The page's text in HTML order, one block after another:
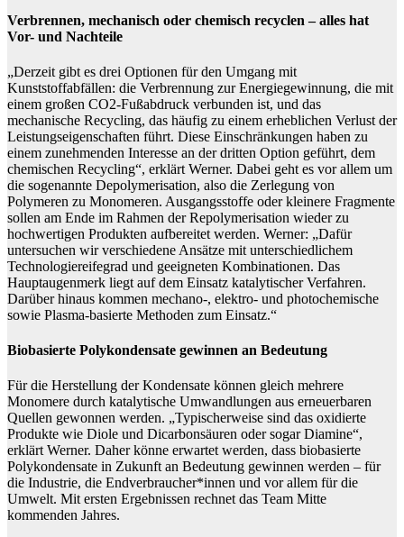
Verbrennen, mechanisch oder chemisch recyclen – alles hat
Vor- und Nachteile
„Derzeit gibt es drei Optionen für den Umgang mit
Kunststoffabfällen: die Verbrennung zur Energiegewinnung, die mit
einem großen CO2-Fußabdruck verbunden ist, und das
mechanische Recycling, das häufig zu einem erheblichen Verlust der
Leistungseigenschaften führt. Diese Einschränkungen haben zu
einem zunehmenden Interesse an der dritten Option geführt, dem
chemischen Recycling“, erklärt Werner. Dabei geht es vor allem um
die sogenannte Depolymerisation, also die Zerlegung von
Polymeren zu Monomeren. Ausgangsstoffe oder kleinere Fragmente
sollen am Ende im Rahmen der Repolymerisation wieder zu
hochwertigen Produkten aufbereitet werden. Werner: „Dafür
untersuchen wir verschiedene Ansätze mit unterschiedlichem
Technologiereifegrad und geeigneten Kombinationen. Das
Hauptaugenmerk liegt auf dem Einsatz katalytischer Verfahren.
Darüber hinaus kommen mechano-, elektro- und photochemische
sowie Plasma-basierte Methoden zum Einsatz.“
Biobasierte Polykondensate gewinnen an Bedeutung
Für die Herstellung der Kondensate können gleich mehrere
Monomere durch katalytische Umwandlungen aus erneuerbaren
Quellen gewonnen werden. „Typischerweise sind das oxidierte
Produkte wie Diole und Dicarbonsäuren oder sogar Diamine“,
erklärt Werner. Daher könne erwartet werden, dass biobasierte
Polykondensate in Zukunft an Bedeutung gewinnen werden – für
die Industrie, die Endverbraucher*innen und vor allem für die
Umwelt. Mit ersten Ergebnissen rechnet das Team Mitte
kommenden Jahres.